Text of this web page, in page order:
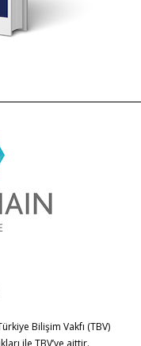
Bilişim Vakfı (TBV)